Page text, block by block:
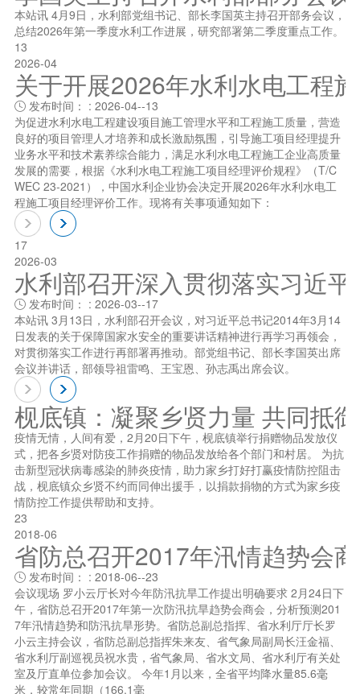
本站讯 4月9日，水利部党组书记、部长李国英主持召开部务会议，
总结2026年第一季度水利工作进展，研究部署第二季度重点工作。
13
2026-04
关于开展2026年水利水电工程
发布时间： : 2026-04--13
为促进水利水电工程建设项目施工管理水平和工程施工质量，营造
良好的项目管理人才培养和成长激励氛围，引导施工项目经理提升
业务水平和技术素养综合能力，满足水利水电工程施工企业高质量
发展的需要，根据《水利水电工程施工项目经理评价规程》（T/C
WEC 23-2021），中国水利企业协会决定开展2026年水利水电工
程施工项目经理评价工作。现将有关事项通知如下：
17
2026-03
水利部召开深入贯彻落实习近
发布时间： : 2026-03--17
本站讯 3月13日，水利部召开会议，对习近平总书记2014年3月14
日发表的关于保障国家水安全的重要讲话精神进行再学习再领会，
对贯彻落实工作进行再部署再推动。部党组书记、部长李国英出席
会议并讲话，部领导祖雷鸣、王宝恩、孙志禹出席会议。
枧底镇：凝聚乡贤力量 共同抵
疫情无情，人间有爱，2月20日下午，枧底镇举行捐赠物品发放仪
式，把各乡贤对防疫工作捐赠的物品发放给各个部门和村居。 为抗
击新型冠状病毒感染的肺炎疫情，助力家乡打好打赢疫情防控阻击
战，枧底镇众乡贤不约而同伸出援手，以捐款捐物的方式为家乡疫
情防控工作提供帮助和支持。
23
2018-06
省防总召开2017年汛情趋势会
发布时间： : 2018-06--23
会议现场 罗小云厅长对今年防汛抗旱工作提出明确要求 2月24日下
午，省防总召开2017年第一次防汛抗旱趋势会商会，分析预测201
7年汛情趋势和防汛抗旱形势。省防总副总指挥、省水利厅厅长罗
小云主持会议，省防总副总指挥朱来友、省气象局副局长汪金福、
省水利厅副巡视员祝水贵，省气象局、省水文局、省水利厅有关处
室及厅直单位参加会议。 今年1月以来，全省平均降水量85.6毫
米，较常年同期（166.1毫